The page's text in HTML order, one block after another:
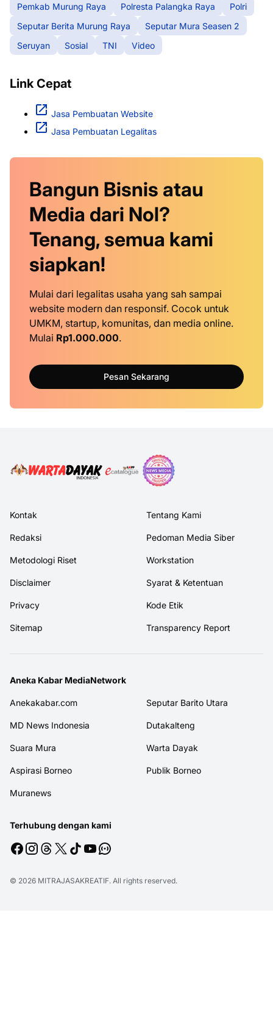
Pemkab Murung Raya
Polresta Palangka Raya
Polri
Seputar Berita Murung Raya
Seputar Mura Seasen 2
Seruyan
Sosial TNI Video
Link Cepat
Jasa Pembuatan Website
Jasa Pembuatan Legalitas
Bangun Bisnis atau
Media dari Nol?
Tenang, semua kami
siapkan!
Mulai dari legalitas usaha yang sah sampai
website modern dan responsif. Cocok untuk
UMKM, startup, komunitas, dan media online.
Mulai Rp1.000.000.
Pesan Sekarang
Kontak Tentang Kami
Redaksi Pedoman Media Siber
Metodologi Riset Workstation
Disclaimer Syarat & Ketentuan
Privacy Kode Etik
Sitemap Transparency Report
Aneka Kabar MediaNetwork
Anekakabar.com Seputar Barito Utara
MD News Indonesia Dutakalteng
Suara Mura Warta Dayak
Aspirasi Borneo Publik Borneo
Muranews
Terhubung dengan kami
© 2026 MITRAJASAKREATIF. All rights reserved.